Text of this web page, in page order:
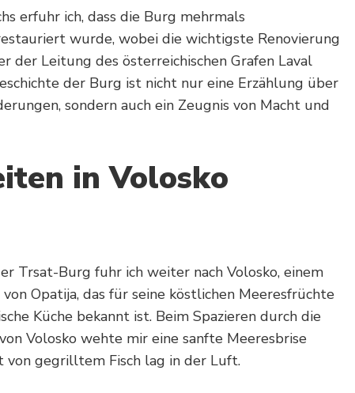
erfuhr ich, dass die Burg mehrmals
wurde, wobei die wichtigste Renovierung
der Leitung des österreichischen Grafen Laval
der Burg ist nicht nur eine Erzählung über
sondern auch ein Zeugnis von Macht und
in Volosko
Trsat-Burg fuhr ich weiter nach Volosko, einem
Opatija, das für seine köstlichen Meeresfrüchte
Küche bekannt ist. Beim Spazieren durch die
Volosko wehte mir eine sanfte Meeresbrise
von gegrilltem Fisch lag in der Luft.